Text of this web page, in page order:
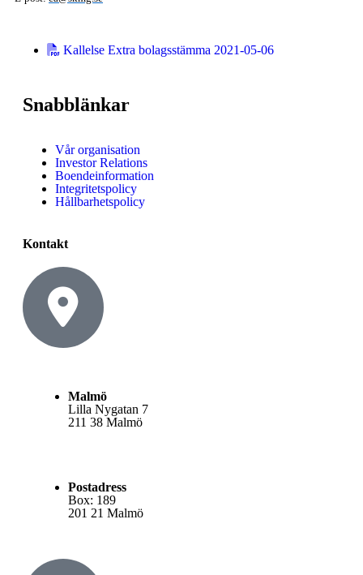
Kallelse Extra bolagsstämma 2021-05-06
Snabblänkar
Vår organisation
Investor Relations
Boendeinformation
Integritetspolicy
Hållbarhetspolicy
Kontakt
Malmö
Lilla Nygatan 7
211 38 Malmö
Postadress
Box: 189
201 21 Malmö